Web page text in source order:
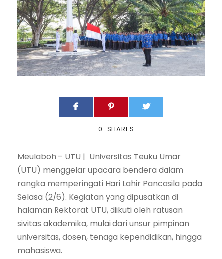
0 SHARES
Meulaboh – UTU | Universitas Teuku Umar
(UTU) menggelar upacara bendera dalam
rangka memperingati Hari Lahir Pancasila pada
Selasa (2/6). Kegiatan yang dipusatkan di
halaman Rektorat UTU, diikuti oleh ratusan
sivitas akademika, mulai dari unsur pimpinan
universitas, dosen, tenaga kependidikan, hingga
mahasiswa.